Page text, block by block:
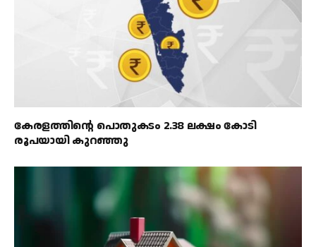
കേരളത്തിൻ്റെ പൊതുകടം 2.38 ലക്ഷം കോടി
രൂപയായി കുറഞ്ഞു